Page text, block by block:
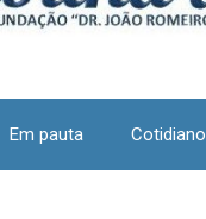
Em pauta Cotidiano